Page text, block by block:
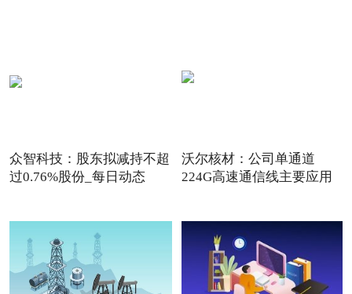
众智科技：股东拟减持不超
过0.76%股份_每日动态
沃尔核材：公司单通道
224G高速通信线主要应用